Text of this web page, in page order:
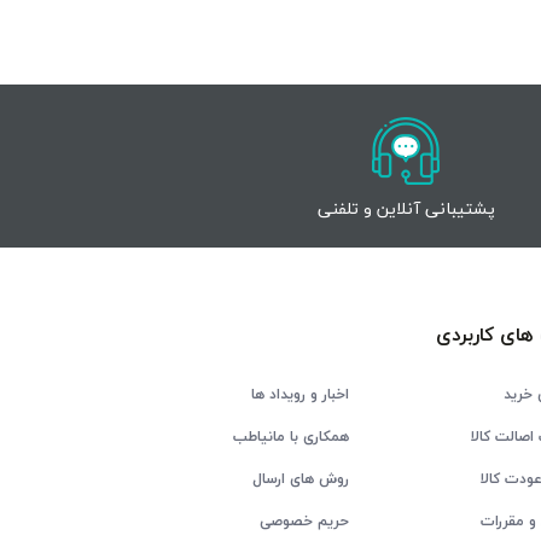
پشتیبانی آنلاین و تلفنی
کاربردی
خرید
اخبار و رویداد ها
کالا
همکاری با مانیاطب
کالا
روش های ارسال
و مقررات
حریم خصوصی